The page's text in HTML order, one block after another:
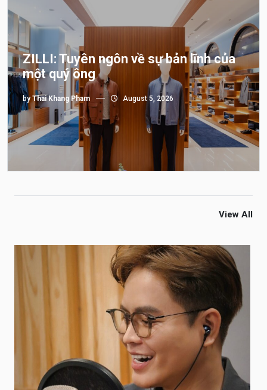
ZILLI: Tuyên ngôn về sự bản lĩnh của
một quý ông
by Thai Khang Pham August 5, 2026
View All